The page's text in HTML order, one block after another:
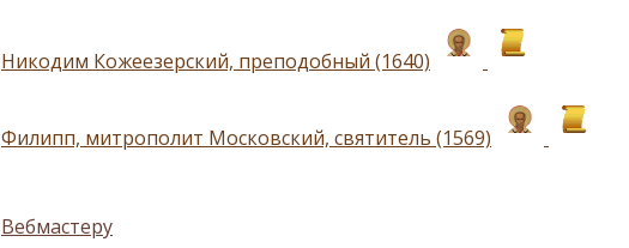
Никодим Кожеезерский, преподобный (1640)
Филипп, митрополит Московский, святитель (1569)
Вебмастеру